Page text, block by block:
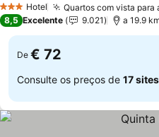
3 EstrelasHotel Quartos com vista para
8,5 Excelente 9.021 a 19.9
De € 72
Consulte os preços de 17 sites